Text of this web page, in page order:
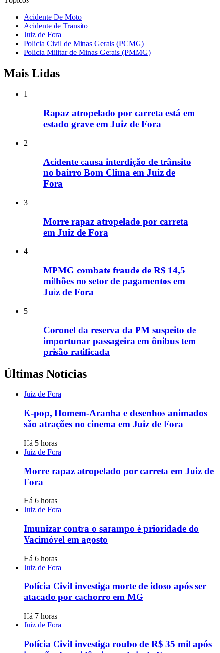
Acidente De Moto
Acidente de Transito
Juiz de Fora
Policia Civil de Minas Gerais (PCMG)
Policia Militar de Minas Gerais (PMMG)
Mais Lidas
1
Rapaz atropelado por carreta está em
estado grave em Juiz de Fora
2
Acidente causa interdição de trânsito
no bairro Bom Clima em Juiz de
Fora
3
Morre rapaz atropelado por carreta
em Juiz de Fora
4
MPMG combate fraude de R$ 14,5
milhões no setor de pagamentos em
Juiz de Fora
5
Coronel da reserva da PM suspeito de
importunar passageira em ônibus tem
prisão ratificada
Últimas Notícias
Juiz de Fora
K-pop, Homem-Aranha e desenhos animados
são atrações no cinema em Juiz de Fora
Há 5 horas
Juiz de Fora
Morre rapaz atropelado por carreta em Juiz de
Fora
Há 6 horas
Juiz de Fora
Imunizar contra o sarampo é prioridade do
Vacimóvel em agosto
Há 6 horas
Juiz de Fora
Polícia Civil investiga morte de idoso após ser
atacado por cachorro em MG
Há 7 horas
Juiz de Fora
Polícia Civil investiga roubo de R$ 35 mil após